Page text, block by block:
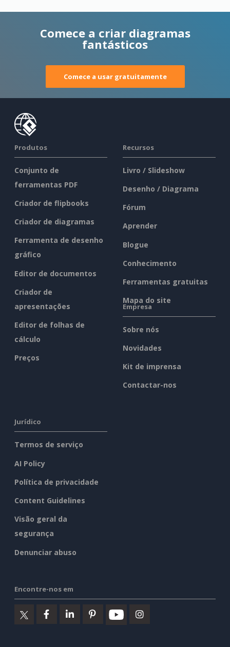
Comece a criar diagramas
fantásticos
Comece a usar gratuitamente
Produtos
Conjunto de
ferramentas PDF
Criador de flipbooks
Criador de diagramas
Ferramenta de desenho
gráfico
Editor de documentos
Criador de
apresentações
Editor de folhas de
cálculo
Preços
Recursos
Livro / Slideshow
Desenho / Diagrama
Fórum
Aprender
Blogue
Conhecimento
Ferramentas gratuitas
Mapa do site
Empresa
Sobre nós
Novidades
Kit de imprensa
Contactar-nos
Jurídico
Termos de serviço
AI Policy
Política de privacidade
Content Guidelines
Visão geral da
segurança
Denunciar abuso
Encontre-nos em